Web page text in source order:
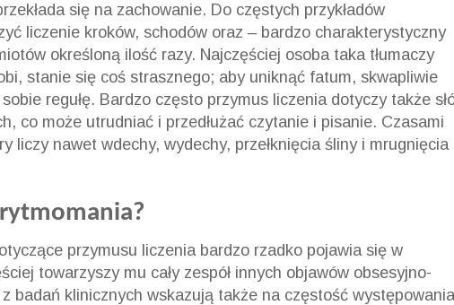
się na zachowanie. Do częstych przykładów
liczenie kroków, schodów oraz – bardzo charakterystyczny
określoną ilość razy. Najczęściej osoba taka tłumaczy
stanie się coś strasznego; aby uniknąć fatum, skwapliwie
regułę. Bardzo często przymus liczenia dotyczy także
co może utrudniać i przedłużać czytanie i pisanie. Czasami
liczy nawet wdechy, wydechy, przełknięcia śliny i mrugnięcia
przymusu liczenia bardzo rzadko pojawia się w
towarzyszy mu cały zespół innych objawów obsesyjno-
badań klinicznych wskazują także na częstość występowania